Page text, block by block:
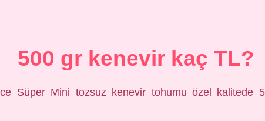
500 gr kenevir kaç TL?
Süper Mini tozsuz kenevir tohumu özel kalitede